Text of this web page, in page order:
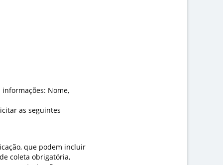
Nome,
as seguintes
que podem incluir
coleta obrigatória,